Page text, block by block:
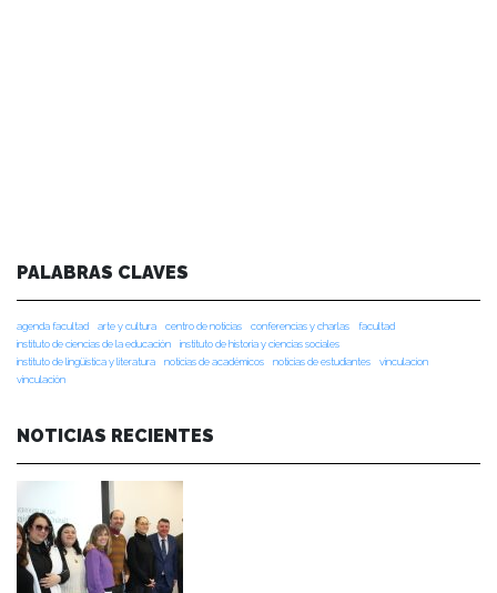
PALABRAS CLAVES
agenda facultad arte y cultura centro de noticias conferencias y charlas
facultad
instituto de ciencias de la educación
instituto de historia y ciencias sociales
instituto de lingüística y literatura
noticias de académicos noticias de estudiantes
vinculacion
vinculación
NOTICIAS RECIENTES